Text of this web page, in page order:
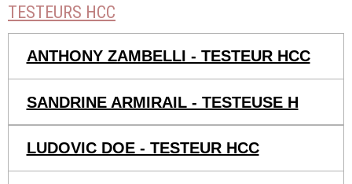
TESTEURS HCC
ANTHONY ZAMBELLI - TESTEUR HCC
SANDRINE ARMIRAIL - TESTEUSE H
LUDOVIC DOE - TESTEUR HCC